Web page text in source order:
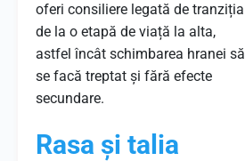
oferi consiliere legată de tranziția
de la o etapă de viață la alta,
astfel încât schimbarea hranei să
se facă treptat și fără efecte
secundare.
Rasa și talia